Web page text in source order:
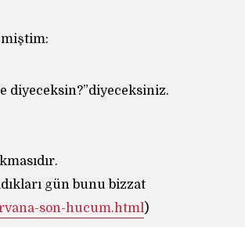
diyeceksin?”diyeceksiniz.
gün bunu bizzat
son-hucum.html)